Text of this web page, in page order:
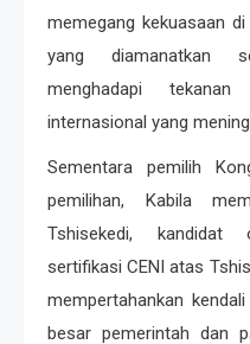
memegang kekuasaan
yang diamanatkan
menghadapi
internasional yang
Sementara pemilih
pemilihan, Kabila
Tshisekedi, kandidat
sertifikasi CENI atas
mempertahankan
besar pemerintah dan